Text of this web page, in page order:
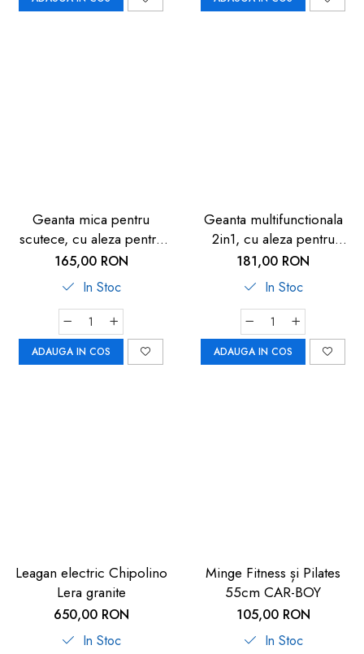
Geanta mica pentru
scutece, cu aleza pentru
bebelusi, din plastic
reciclat, Reer Growing
Changing Organiser 84091
165,00 RON
In Stoc
ADAUGA IN COS
Geanta multifunctionala
2in1, cu aleza pentru
schimbat scutecul
bebelusului, din plastic
reciclat, Reer Growing
Organiser Bag 84071
181,00 RON
In Stoc
ADAUGA IN COS
Leagan electric Chipolino
Lera granite
650,00 RON
In Stoc
Minge Fitness și Pilates
55cm CAR-BOY
105,00 RON
In Stoc